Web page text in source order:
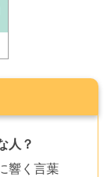
人？
響く言葉